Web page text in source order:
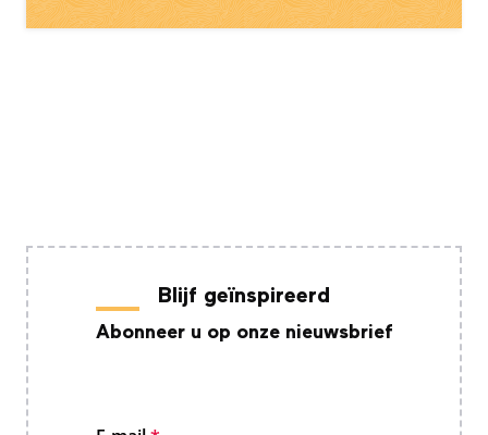
Blijf geïnspireerd
Abonneer u op onze nieuwsbrief